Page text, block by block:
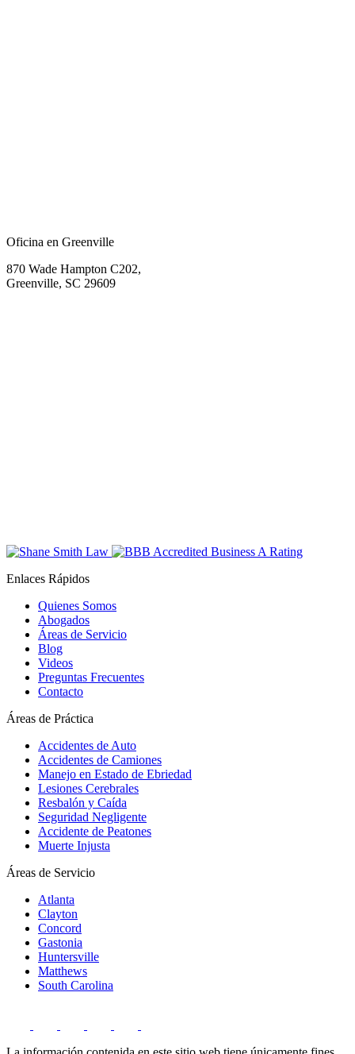
Oficina en Greenville
870 Wade Hampton C202,
Greenville, SC 29609
Enlaces Rápidos
Quienes Somos
Abogados
Áreas de Servicio
Blog
Videos
Preguntas Frecuentes
Contacto
Áreas de Práctica
Accidentes de Auto
Accidentes de Camiones
Manejo en Estado de Ebriedad
Lesiones Cerebrales
Resbalón y Caída
Seguridad Negligente
Accidente de Peatones
Muerte Injusta
Áreas de Servicio
Atlanta
Clayton
Concord
Gastonia
Huntersville
Matthews
South Carolina